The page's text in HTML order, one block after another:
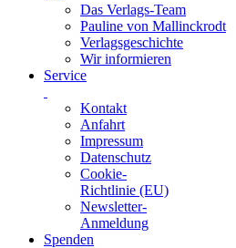
Das Verlags-Team
Pauline von Mallinckrodt
Verlagsgeschichte
Wir informieren
Service
Kontakt
Anfahrt
Impressum
Datenschutz
Cookie-
Richtlinie (EU)
Newsletter-
Anmeldung
Spenden